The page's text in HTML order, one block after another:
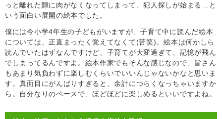
っと離れた隙に肉がなくなってしまって、犯人探しが始まる…と
いう面白い展開の絵本でした。
僕には今小学4年生の子どもがいますが、子育て中に読んだ絵本
については、正直まったく覚えてなくて(苦笑)。絵本は何かしら
読んでいたはずなんですけど、子育てが大変過ぎて、記憶が飛ん
でしまってるんですよ。絵本作家でもそんな感じなので、皆さん
もあまり気負わずに楽しむくらいでいいんじゃないかなと思いま
す。真面目にがんばりすぎると、余計につらくなっちゃいますか
ら。自分なりのペースで、ほどほどに楽しめるといいですよね。